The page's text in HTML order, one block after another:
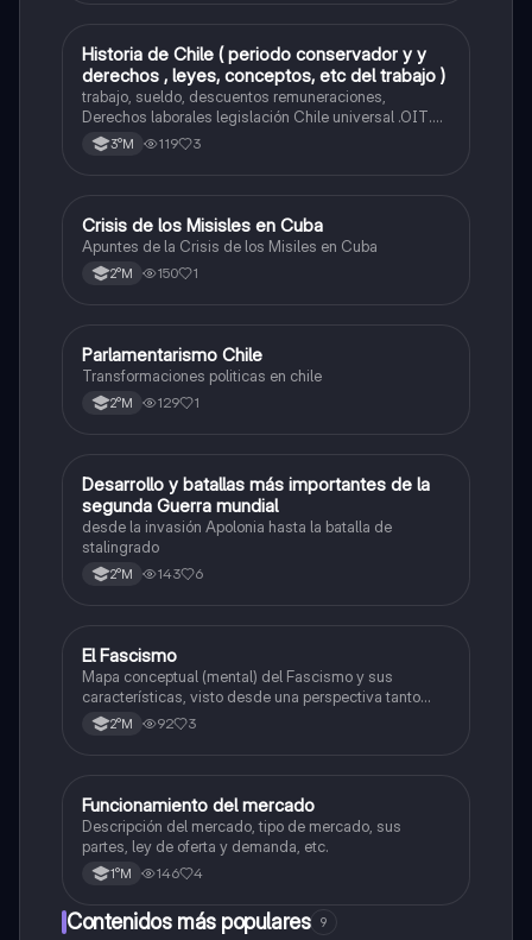
Historia
Historia de Chile ( periodo conservador y y
derechos , leyes, conceptos, etc del trabajo )
trabajo, sueldo, descuentos remuneraciones,
Derechos laborales legislación Chile universal .OIT.
Evolución de las org. trabajadores de Chile. Evolución
legislación laboral en Chile. Mecanismos protección a
3°M 119 3
Historia
Crisis de los Misisles en Cuba
Apuntes de la Crisis de los Misiles en Cuba
2°M 150 1
Historia
Parlamentarismo Chile
Transformaciones politicas en chile
2°M 129 1
Historia
Desarrollo y batallas más importantes de la
segunda Guerra mundial
desde la invasión Apolonia hasta la batalla de
stalingrado
2°M 143 6
Historia
El Fascismo
Mapa conceptual (mental) del Fascismo y sus
características, visto desde una perspectiva tanto
como política, cultural y económica/social.
2°M 92 3
Historia
Funcionamiento del mercado
Descripción del mercado, tipo de mercado, sus
partes, ley de oferta y demanda, etc.
1°M 146 4
Contenidos más populares 9